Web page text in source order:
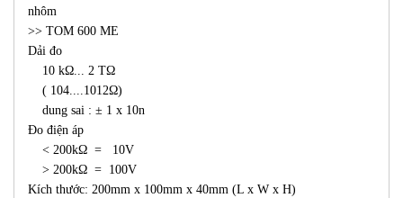
nhôm
>> TOM 600 ME
Dải đo
10 kΩ... 2 TΩ
( 104....1012Ω)
dung sai : ± 1 x 10n
Đo điện áp
< 200kΩ = 10V
> 200kΩ = 100V
Kích thước: 200mm x 100mm x 40mm (L x W x H)